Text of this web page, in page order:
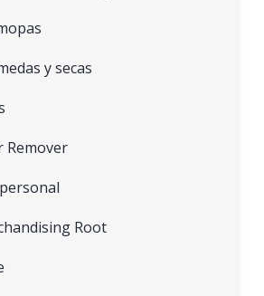
y secas
Remover
Root